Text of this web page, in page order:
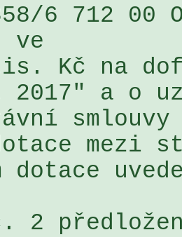
6 712 00
ve
Kč na
2017" a o
mezi
dotace
2